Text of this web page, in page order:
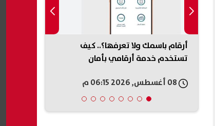
أرقام باسمك ولا تعرفها؟.. كيف
تستخدم خدمة أرقامي بأمان